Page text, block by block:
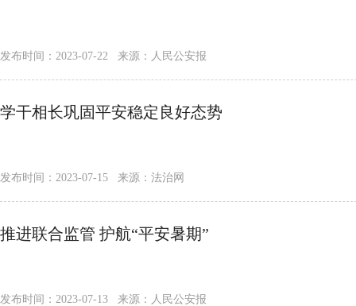
发布时间：2023-07-22 来源：人民公安报
学干相长巩固平安稳定良好态势
发布时间：2023-07-15 来源：法治网
推进联合监管 护航“平安暑期”
发布时间：2023-07-13 来源：人民公安报